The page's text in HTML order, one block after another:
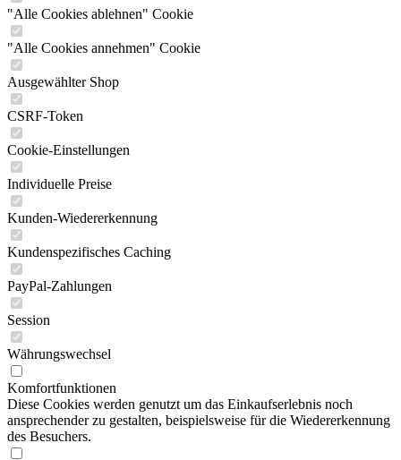
"Alle Cookies ablehnen" Cookie
"Alle Cookies annehmen" Cookie
Ausgewählter Shop
CSRF-Token
Cookie-Einstellungen
Individuelle Preise
Kunden-Wiedererkennung
Kundenspezifisches Caching
PayPal-Zahlungen
Session
Währungswechsel
Komfortfunktionen
Diese Cookies werden genutzt um das Einkaufserlebnis noch
ansprechender zu gestalten, beispielsweise für die Wiedererkennung
des Besuchers.